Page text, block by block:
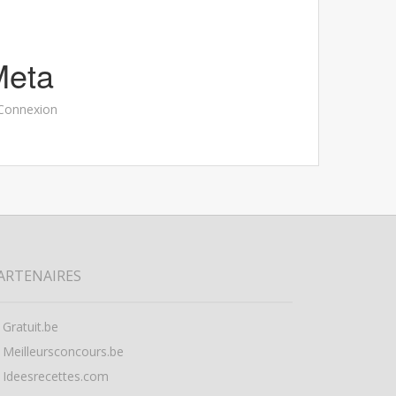
Gratuit.be
Meilleursconcours.be
Ideesrecettes.com